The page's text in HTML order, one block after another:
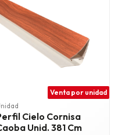
Venta por unidad
Cielo Cornisa
Unid. 381 Cm